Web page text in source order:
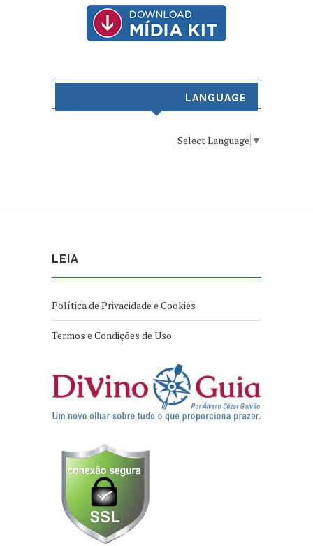
LANGUAGE
Select Language ▼
LEIA
Política de Privacidade e Cookies
Termos e Condições de Uso